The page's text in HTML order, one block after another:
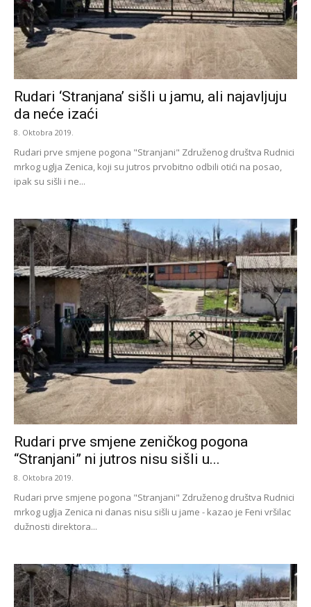
Rudari ‘Stranjana’ sišli u jamu, ali najavljuju
da neće izaći
8. Oktobra 2019.
Rudari prve smjene pogona "Stranjani" Združenog društva Rudnici
mrkog uglja Zenica, koji su jutros prvobitno odbili otići na posao,
ipak su sišli i ne...
Rudari prve smjene zeničkog pogona
“Stranjani” ni jutros nisu sišli u...
8. Oktobra 2019.
Rudari prve smjene pogona "Stranjani" Združenog društva Rudnici
mrkog uglja Zenica ni danas nisu sišli u jame - kazao je Feni vršilac
dužnosti direktora...